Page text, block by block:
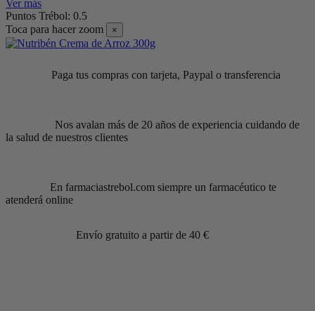
Ver más
Puntos Trébol: 0.5
Toca para hacer zoom
×
Paga tus compras con tarjeta, Paypal o transferencia
Nos avalan más de 20 años de experiencia cuidando de
la salud de nuestros clientes
En farmaciastrebol.com siempre un farmacéutico te
atenderá online
Envío gratuito a partir de 40 €